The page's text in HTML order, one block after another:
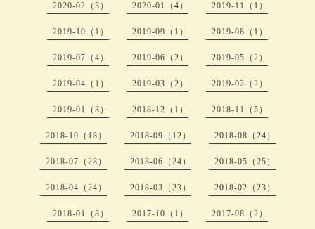
2020-02（3） 2020-01（4） 2019-11（1）
2019-10（1） 2019-09（1） 2019-08（1）
2019-07（4） 2019-06（2） 2019-05（2）
2019-04（1） 2019-03（2） 2019-02（2）
2019-01（3） 2018-12（1） 2018-11（5）
2018-10（18） 2018-09（12） 2018-08（24）
2018-07（28） 2018-06（24） 2018-05（25）
2018-04（24） 2018-03（23） 2018-02（23）
2018-01（8） 2017-10（1） 2017-08（2）